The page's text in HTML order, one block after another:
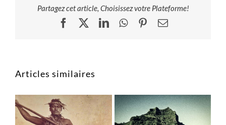
Partagez cet article, Choisissez votre Plateforme!
FacebookLinkedInWhatsApp
Pinterest
Email
Articles similaires